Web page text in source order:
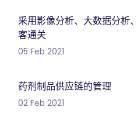
采用影像分析、大数据分析
客通关
05 Feb 2021
药剂制品供应链的管理
02 Feb 2021